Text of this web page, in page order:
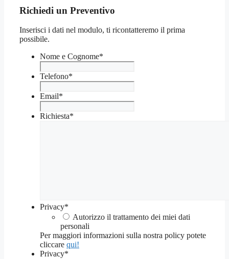
Richiedi un Preventivo
Inserisci i dati nel modulo, ti ricontatteremo il prima
possibile.
Nome e Cognome*
Telefono*
Email*
Richiesta*
Privacy*
Autorizzo il trattamento dei miei dati
personali
Per maggiori informazioni sulla nostra policy potete
cliccare qui!
Privacy*